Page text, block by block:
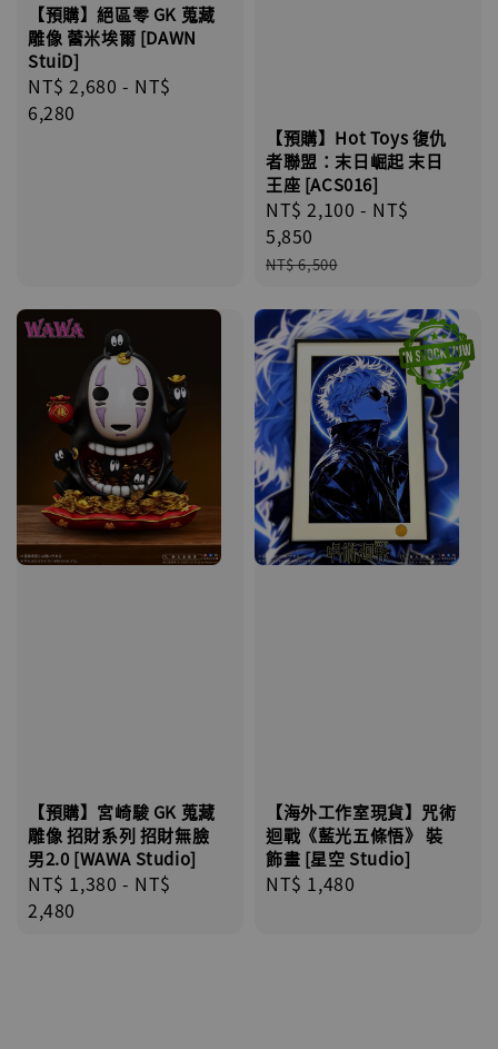
【預購】絕區零 GK 蒐藏
雕像 蕾米埃爾 [DAWN
StuiD]
Regular
price
NT$ 2,680 - NT$
6,280
【預購】Hot Toys 復仇
者聯盟：末日崛起 末日
王座 [ACS016]
Sale
price
NT$ 2,100 - NT$
5,850
Regular
NT$ 6,500
【預購】宮崎駿 GK 蒐藏
雕像 招財系列 招財無臉
男2.0 [WAWA Studio]
Regular
price
NT$ 1,380 - NT$
2,480
【海外工作室現貨】咒術
迴戰《藍光五條悟》 裝
飾畫 [星空 Studio]
Regular
NT$ 1,480